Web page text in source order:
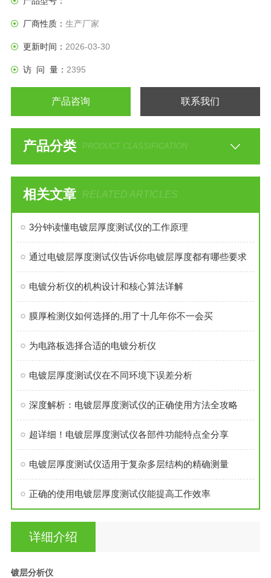
厂商性质： 生产厂家
更新时间： 2026-03-30
访 问 量： 2395
产品咨询 联系我们
产品分类 PRODUCT CLASSIFICATION
相关文章 RELATED ARTICLES
3分钟读懂电镀层厚度测试仪的工作原理
通过电镀层厚度测试仪告诉你电镀层厚度都有哪些要求
电镀分析仪的机构设计和核心算法详解
膜厚检测仪如何选择的,用了十几年你不一会买
为电路板选择合适的电镀分析仪
电镀层厚度测试仪在不同环境下误差分析
深度解析：电镀层厚度测试仪的正确使用方法全攻略
超详细！电镀层厚度测试仪各部件功能特点全分享
电镀层厚度测试仪适用于复杂多层结构的精确测量
正确的使用电镀层厚度测试仪能提高工作效率
详细介绍
镀层分析仪